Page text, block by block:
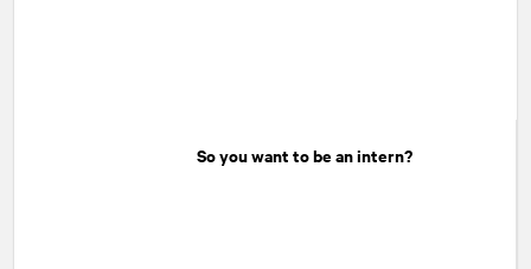
So you want to be an intern?